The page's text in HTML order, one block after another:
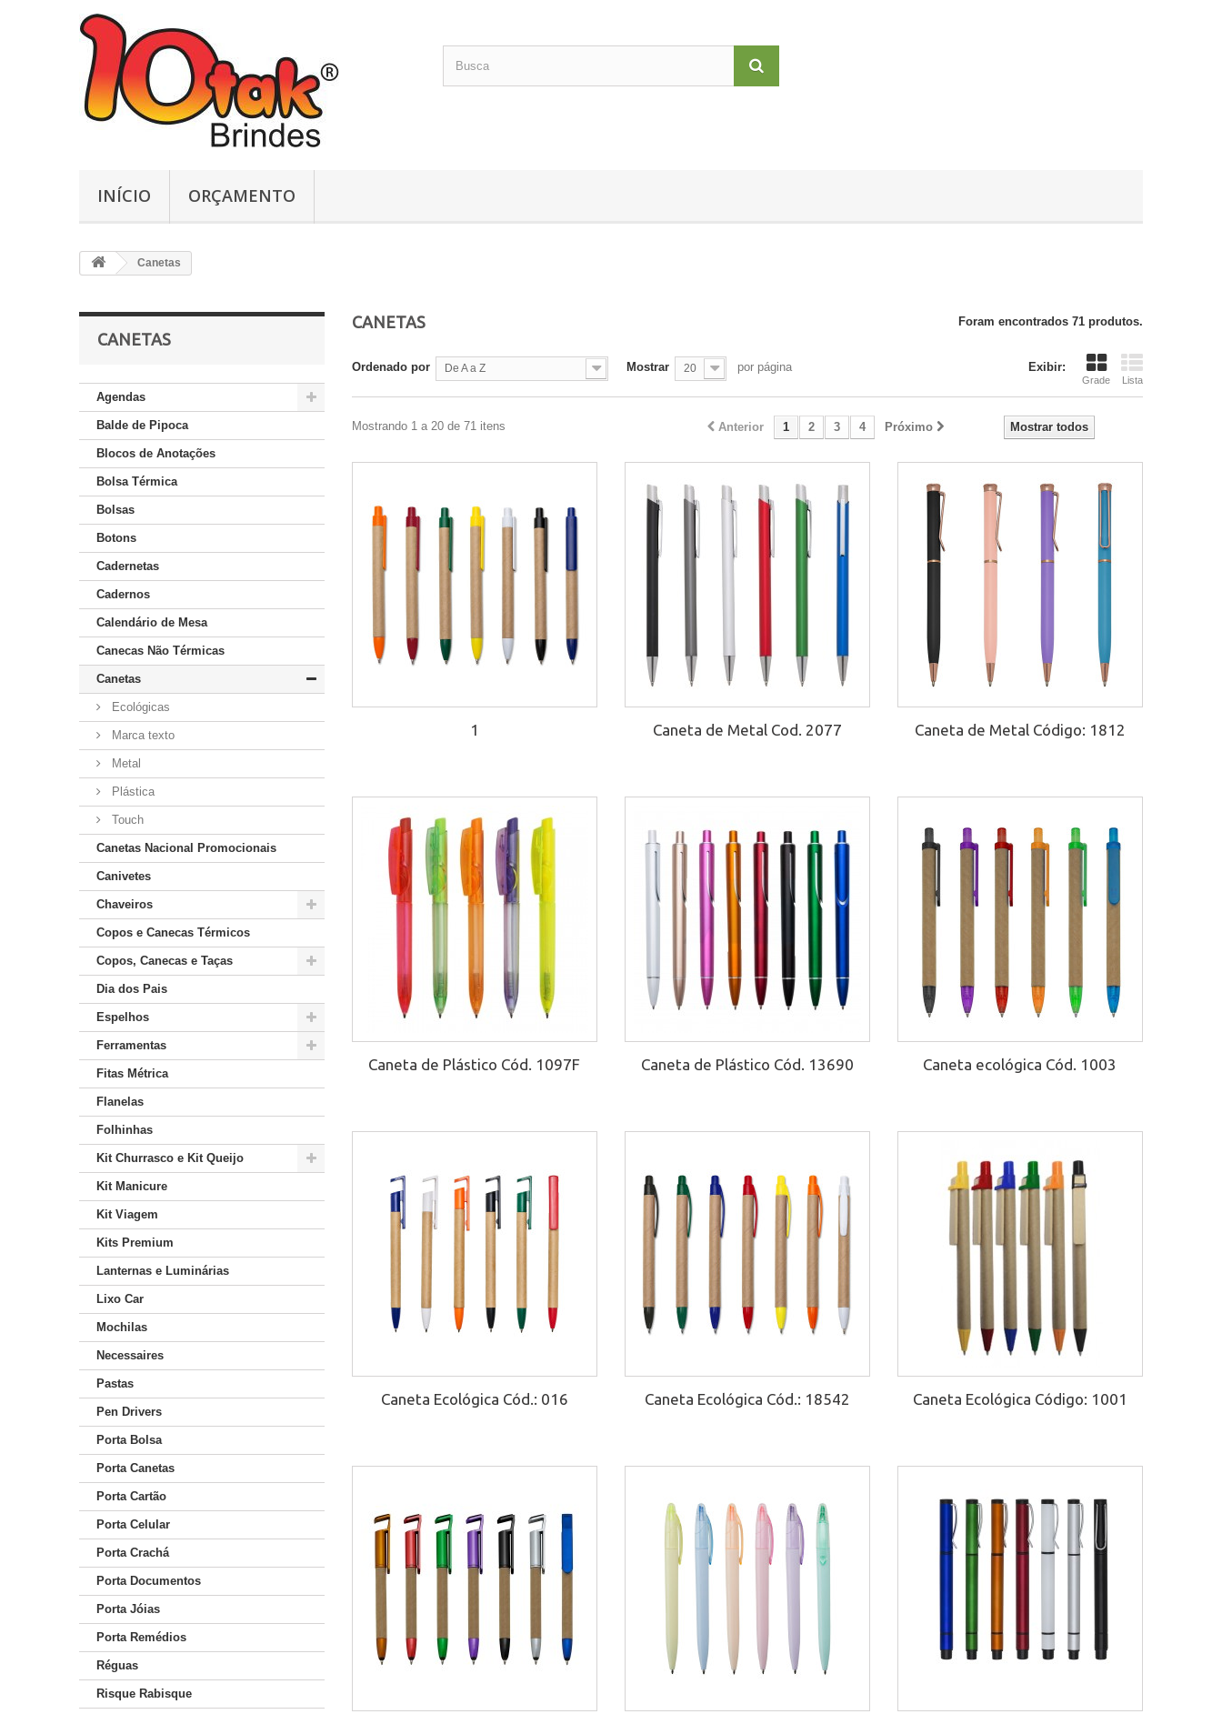
INÍCIO ORÇAMENTO
Canetas
CANETAS
Agendas
Balde de Pipoca
Blocos de Anotações
Bolsa Térmica
Bolsas
Botons
Cadernetas
Cadernos
Calendário de Mesa
Canecas Não Térmicas
Canetas
Ecológicas
Marca texto
Metal
Plástica
Touch
Canetas Nacional Promocionais
Canivetes
Chaveiros
Copos e Canecas Térmicos
Copos, Canecas e Taças
Dia dos Pais
Espelhos
Ferramentas
Fitas Métrica
Flanelas
Folhinhas
Kit Churrasco e Kit Queijo
Kit Manicure
Kit Viagem
Kits Premium
Lanternas e Luminárias
Lixo Car
Mochilas
Necessaires
Pastas
Pen Drivers
Porta Bolsa
Porta Canetas
Porta Cartão
Porta Celular
Porta Crachá
Porta Documentos
Porta Jóias
Porta Remédios
Réguas
Risque Rabisque
CANETAS Foram encontrados 71 produtos.
Exibir:
Grade Lista
Ordenado por De A a Z Mostrar 20 por página
Mostrar todos
Anterior 1 2 3 4 Próximo
Mostrando 1 a 20 de 71 itens
1 Caneta de Metal Cod. 2077 Caneta de Metal Código: 1812
Caneta de Plástico Cód. 1097F Caneta de Plástico Cód. 13690 Caneta ecológica Cód. 1003
Caneta Ecológica Cód.: 016 Caneta Ecológica Cód.: 18542 Caneta Ecológica Código: 1001